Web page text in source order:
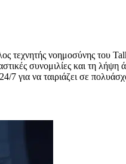
τεχνητής νοημοσύνης του
συνομιλίες και τη
7 για να ταιριάζει σε